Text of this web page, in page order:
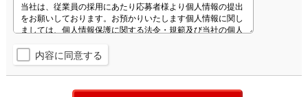
内容に同意する